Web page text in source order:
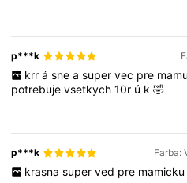
p***k
krr á sne a super vec pre mamu
potrebujevsetkych10r ú k🤣
p***k Farba:
krasna super ved pre mamicku